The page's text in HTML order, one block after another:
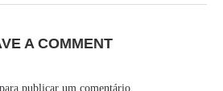
A COMMENT
para publicar um comentário.